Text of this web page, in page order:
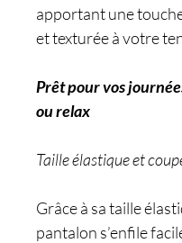
apportant une
et texturée à votre
Prêt pour vos
ou relax
Taille élastique et
Grâce à sa taille
pantalon s’enfile